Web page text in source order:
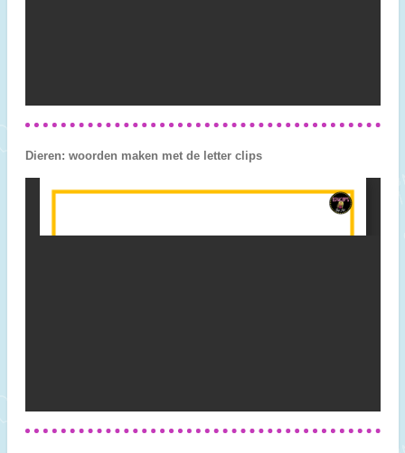
Dieren: woorden maken met de letter clips